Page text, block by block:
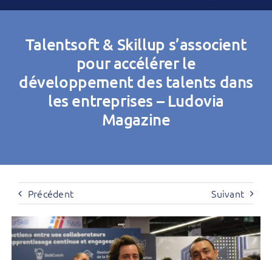
Publiez
Contact
Talentsoft & Skillup s’associent
pour accélérer le
développement des talents dans
les entreprises – Ludovia
Magazine
Précédent Suivant